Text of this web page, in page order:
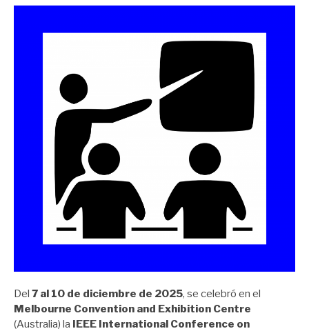
Del 7 al 10 de diciembre de 2025, se celebró en el
Melbourne Convention and Exhibition Centre
(Australia) la IEEE International Conference on